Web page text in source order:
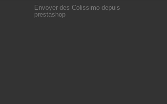
Envoyer des Colissimo depuis
prestashop